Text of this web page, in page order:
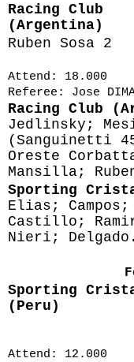
Racing Club
(Argentina)
Ruben Sosa 2
Attend: 18.000
Referee: Jose
Racing Club
Jedlinsky;
(Sanguinetti
Oreste
Mansilla;
Sporting
Elias;
Castillo;
Nieri; Delgado.
Sporting
(Peru)
Attend: 12.000